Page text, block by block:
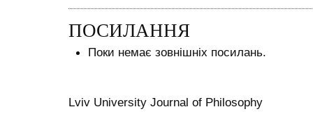
ПОСИЛАННЯ
Поки немає зовнішніх посилань.
Lviv University Journal of Philosophy